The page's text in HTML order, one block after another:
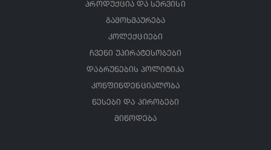
პროდუქცია და სერვისი
გამოხმაურება
კოლექციები
ჩვენი უპირატესობები
დაბრუნების პოლიტიკა
კონფინდენციალობა
წესები და პირობები
მიწოდება